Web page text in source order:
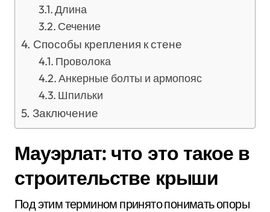
Длина
Сечение
Способы крепления к стене
Проволока
Анкерные болты и армопояс
Шпильки
Заключение
Мауэрлат: что это такое в
строительстве крыши
Под этим термином принято понимать опоры